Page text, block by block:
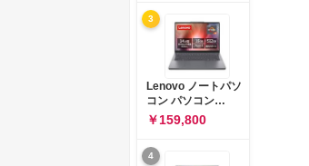
型/Core
i5/16GB/SSD
512GB/ホワイト)
FMVWK3E15W_AZ
3
Lenovo ノートパソ
コン パソコン
IdeaPad Slim 3 14.0
インチ AMD
Ryzen™ 5 8640HS
メモリ16GB
￥159,800
4